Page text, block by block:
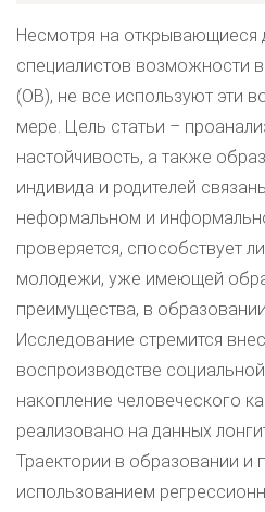
Несмотря на открывающиеся
специалистов возможности
(ОВ), не все используют эти
мере. Цель статьи –
настойчивость, а также
индивида и родителей
неформальном и
проверяется, способствует
молодежи, уже имеющей
преимущества, в
Исследование стремится
воспроизводстве
накопление человеческого
реализовано на данных
Траектории в образовании и
использованием